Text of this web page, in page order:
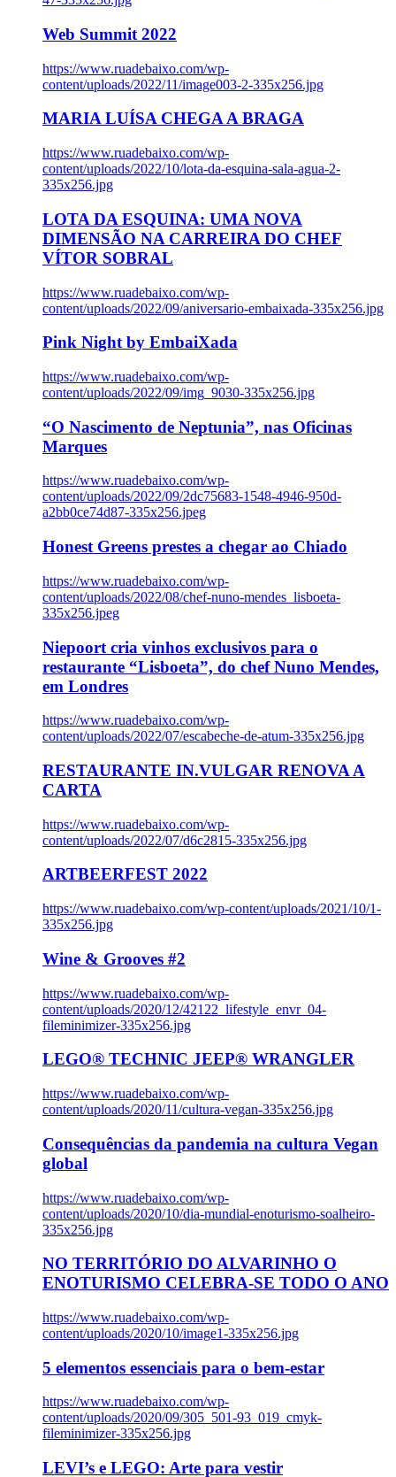
Web Summit 2022
https://www.ruadebaixo.com/wp-
content/uploads/2022/11/image003-2-335x256.jpg
MARIA LUÍSA CHEGA A BRAGA
https://www.ruadebaixo.com/wp-
content/uploads/2022/10/lota-da-esquina-sala-agua-2-
335x256.jpg
LOTA DA ESQUINA: UMA NOVA
DIMENSÃO NA CARREIRA DO CHEF
VÍTOR SOBRAL
https://www.ruadebaixo.com/wp-
content/uploads/2022/09/aniversario-embaixada-335x256.jpg
Pink Night by EmbaiXada
https://www.ruadebaixo.com/wp-
content/uploads/2022/09/img_9030-335x256.jpg
“O Nascimento de Neptunia”, nas Oficinas
Marques
https://www.ruadebaixo.com/wp-
content/uploads/2022/09/2dc75683-1548-4946-950d-
a2bb0ce74d87-335x256.jpeg
Honest Greens prestes a chegar ao Chiado
https://www.ruadebaixo.com/wp-
content/uploads/2022/08/chef-nuno-mendes_lisboeta-
335x256.jpeg
Niepoort cria vinhos exclusivos para o
restaurante “Lisboeta”, do chef Nuno Mendes,
em Londres
https://www.ruadebaixo.com/wp-
content/uploads/2022/07/escabeche-de-atum-335x256.jpg
RESTAURANTE IN.VULGAR RENOVA A
CARTA
https://www.ruadebaixo.com/wp-
content/uploads/2022/07/d6c2815-335x256.jpg
ARTBEERFEST 2022
https://www.ruadebaixo.com/wp-content/uploads/2021/10/1-
335x256.jpg
Wine & Grooves #2
https://www.ruadebaixo.com/wp-
content/uploads/2020/12/42122_lifestyle_envr_04-
fileminimizer-335x256.jpg
LEGO® TECHNIC JEEP® WRANGLER
https://www.ruadebaixo.com/wp-
content/uploads/2020/11/cultura-vegan-335x256.jpg
Consequências da pandemia na cultura Vegan
global
https://www.ruadebaixo.com/wp-
content/uploads/2020/10/dia-mundial-enoturismo-soalheiro-
335x256.jpg
NO TERRITÓRIO DO ALVARINHO O
ENOTURISMO CELEBRA-SE TODO O ANO
https://www.ruadebaixo.com/wp-
content/uploads/2020/10/image1-335x256.jpg
5 elementos essenciais para o bem-estar
https://www.ruadebaixo.com/wp-
content/uploads/2020/09/305_501-93_019_cmyk-
fileminimizer-335x256.jpg
LEVI’s e LEGO: Arte para vestir